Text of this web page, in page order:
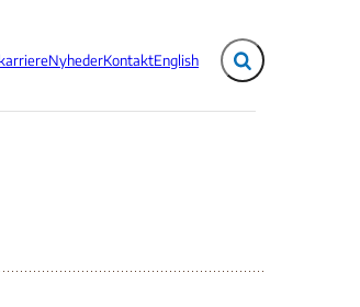
NyhederKontaktEnglish Fold søgefelt ud